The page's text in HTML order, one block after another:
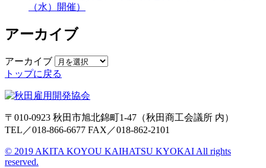
（水）開催）
アーカイブ
アーカイブ
トップに戻る
〒010-0923 秋田市旭北錦町1-47 （秋田商工会議所 内）
TEL／018-866-6677 FAX／018-862-2101
© 2019 AKITA KOYOU KAIHATSU KYOKAI All rights
reserved.